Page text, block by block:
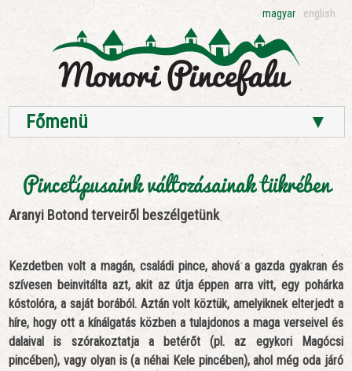
magyar english
Főmenü ▼
Pincetípusaink változásainak tükrében
Aranyi Botond terveiről beszélgetünk
Kezdetben volt a magán, családi pince, ahová a gazda gyakran és
szívesen beinvitálta azt, akit az útja éppen arra vitt, egy pohárka
kóstolóra, a saját borából. Aztán volt köztük, amelyiknek elterjedt a
híre, hogy ott a kínálgatás közben a tulajdonos a maga verseivel és
dalaival is szórakoztatja a betérőt (pl. az egykori Magócsi
pincében), vagy olyan is (a néhai Kele pincében), ahol még oda járó